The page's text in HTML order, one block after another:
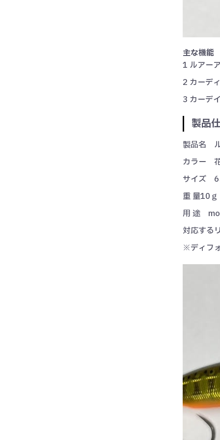
主な機能
1 ルアー
2 カーデ
3 カーデ
製品
製品名
カラー
サイズ
重 量10ｇ
用 途
対応する
※ディフ